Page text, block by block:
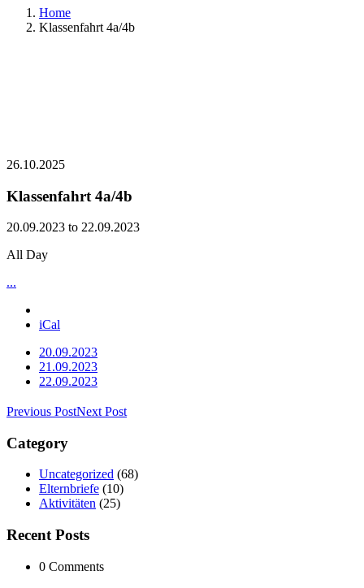
Home
Klassenfahrt 4a/4b
26.10.2025
Klassenfahrt 4a/4b
20.09.2023 to 22.09.2023
All Day
...
iCal
20.09.2023
21.09.2023
22.09.2023
Previous PostNext Post
Category
Uncategorized (68)
Elternbriefe (10)
Aktivitäten (25)
Recent Posts
0 Comments